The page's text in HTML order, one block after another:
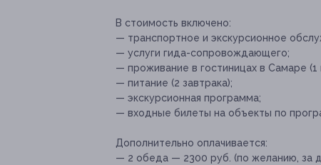
В стоимость включено:
— транспортное и экскурсионное
— услуги гида-сопровождающего;
— проживание в гостиницах в Самаре (1
— питание (2 завтрака);
— экскурсионная программа;
— входные билеты на объекты по
Дополнительно оплачивается:
— 2 обеда — 2300 руб. (по желанию, за